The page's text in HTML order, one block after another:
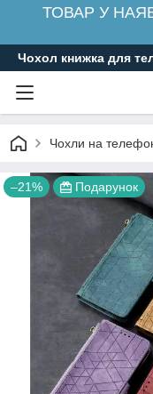
ТОВАР У
Чохол книжка для
Чохли на
–21% Подарунок